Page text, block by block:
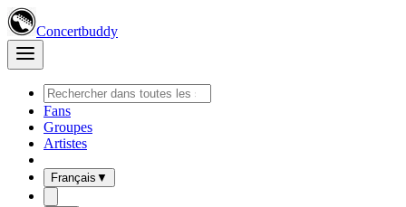
Concertbuddy
Fans
Groupes
Artistes
Français ▼